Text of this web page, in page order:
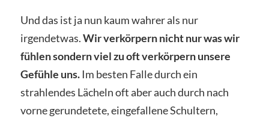
Und das ist ja nun kaum wahrer als nur
irgendetwas.Wir verkörpern nicht nur was wir
fühlen sondern viel zu oft verkörpern unsere
Gefühle uns. Im besten Falle durch ein
strahlendes Lächeln oft aber auch durch nach
vorne gerundetete, eingefallene Schultern,